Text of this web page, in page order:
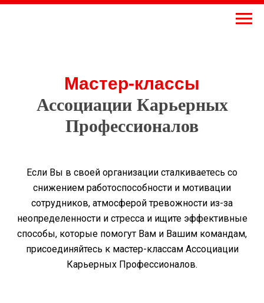
Мастер-классы
Ассоциации Карьерных
Профессионалов
Если Вы в своей организации сталкиваетесь со
снижением работоспособности и мотивации
сотрудников, атмосферой тревожности из-за
неопределенности и стресса и ищите эффективные
способы, которые помогут Вам и Вашим командам,
присоединяйтесь к мастер-классам Ассоциации
Карьерных Профессионалов.